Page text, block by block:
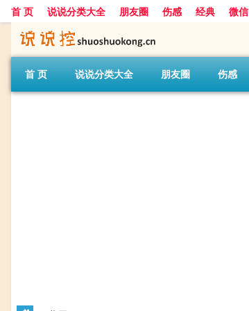
首 页 说说分类大全 朋友圈 伤感 经典 微信
首 页 说说分类大全 朋友圈 伤感